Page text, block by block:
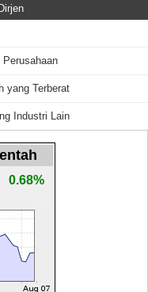
yang Terberat
Industri Lain
0.68%